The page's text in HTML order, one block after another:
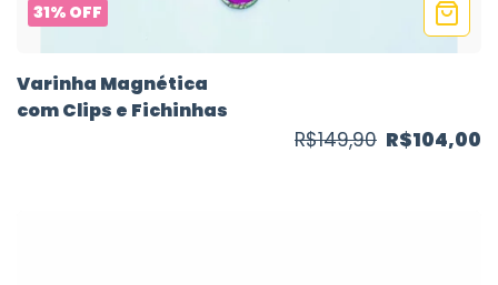
31% OFF
Varinha Magnética
com Clips e Fichinhas
R$149,90 R$104,00